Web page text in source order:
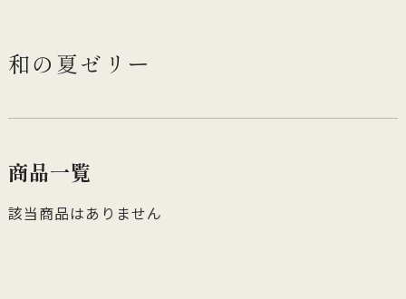
和の夏ゼリー
商品一覧
該当商品はありません